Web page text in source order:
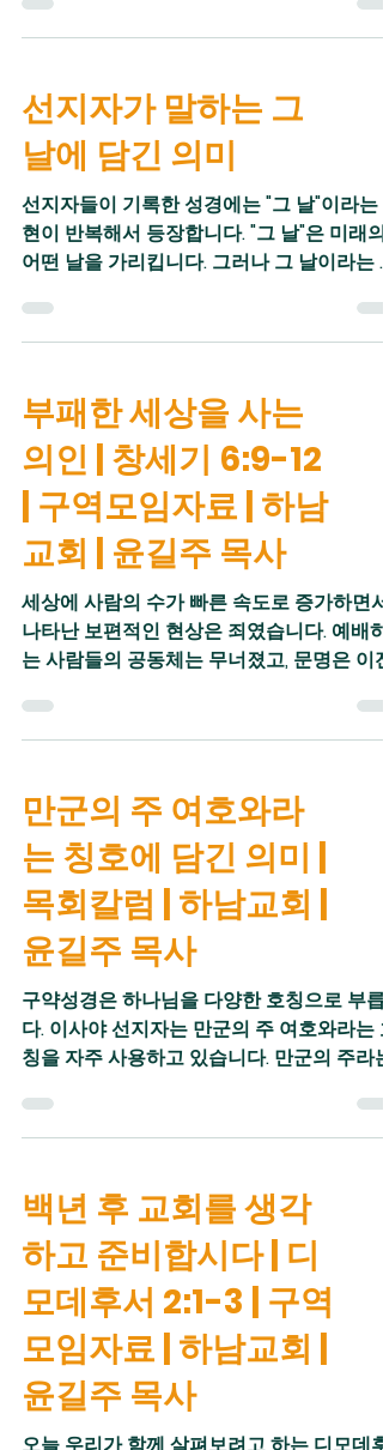
예수님을 믿습니다. 사람이 되기까지 낮아진
예수님을 믿기 때문에 예수께서 우리의 구원
대한 믿음은 전적인 신뢰로 이어집니다. 예수
님을 온전히 신뢰하는 사람은 예수님의 말씀
에 순종할 수 있습니다. 순종은 전적인 신뢰
은혜를 받아 하나님 앞에 의롭고 완전한 사람
이었습니다. 노아의 의로움과 완전함은 하나
님과 동행하는 삶을 통해 확인되었습니다. 하
나님과 동행하는 노아는 하나님을 전적으로
께서 슬퍼하실 때 노아도 함께 슬퍼했습니다.
하나님을 신뢰하는 노아의 삶은 하나님과 깊
이 연
선지자가 말하는 그
날에 담긴 의미
선지자들이 기록한 성경에는 "그 날"이라는
현이 반복해서 등장합니다. "그 날"은 미래의
어떤 날을 가리킵니다. 그러나 그 날이라는
의 역사가 담겨 있습니다. 선지자들이 기록한
성경 속에 등장하는 그 날 이라는 말의 의미
뜻을 더 깊이 알 수 있습니다. 그 날은 인간의
모든 교만이 무너지는 심판의 날입니다. 고대
근동의 강대국들은 자신들의 무력과 지혜를
의지했습니다. 강력한 군대를 앞세워 제국을
건설한 자들은 하늘까지 높아졌습니다. 제국
의 건설자들은 신적인 존재로 추앙받았습니
다. 그 날은 높아진 인간의 교만이 철저히 낮
지는 날로서 하나님이 행하시는 심판의 날입
니다. 그 날은 하나님을 대적해 높아진 모든
은 낮아지고 오직 하나님의 주권과 영광이 세
상에 드러나게 됩니다. 심판하시는 하나님은
부패한 세상을 사는
의인 | 창세기 6:9-12
| 구역모임자료 | 하남
교회 | 윤길주 목사
세상에 사람의 수가 빠른 속도로 증가하면서
나타난 보편적인 현상은 죄였습니다. 예배하
는 사람들의 공동체는 무너졌고, 문명은 이전
루어낸 눈부신 발전은 인류를 의의 길로 인도
하지 못했습니다. 인류는 이전보다 더 자기중
존재가 되었습니다. 모든 사람이 함께 먹고
수 있을 만큼 풍족했지만 굶주리는 사람은 더
많아졌습니다. 이익을 독점하려는 야심가들
등장했기 때문입니다. 세상의 상태를 11절이
설명하고 있습니다. "그 때에 온 땅이 하나님
앞에 부패하여 포악함이 땅에 가득한지라" 부
패하다는 말은 변질되다는 의미를 가지고 있
습니다. 본 모습을 잃어버릴 때 부패했다고
합니다. 우리의 이성과 감정의 의지는 부패했
습니다. 하나님께서 주신 아름다운 형상이 훼
손되었습니다. 바르게 생각하고, 온전하게 느
만군의 주 여호와라
는 칭호에 담긴 의미 |
목회칼럼 | 하남교회 |
윤길주 목사
구약성경은 하나님을 다양한 호칭으로 부릅
다. 이사야 선지자는 만군의 주 여호와라는
칭을 자주 사용하고 있습니다. 만군의 주라는
니다. 사무엘상 1장 3절에 "만군의 여호와"라
표현이 등장합니다. 이후 주전 800-600년
와"라는 호칭이 자주 발견됩니다. 두 시대에
비슷한 점이 있습니다. 사무엘의 시대는 블레
셋의 위협을 비롯한 주변 나라들의 침략과 지
배가 반복되었고, 주전 800년 이후 선지자들
의 시대에도 앗수르와 바벨론의 침략이 있었
습니다. "만군"이라는 말은 모든 나라와 민족
과 열방의 군대 전체를 아우르는 표현입니다.
지상에 있는 모든 나라의 군대 뿐 아니라 천
에 있는 천군과 천사들을 포함하는 말이 "만
백년 후 교회를 생각
하고 준비합시다 | 디
모데후서 2:1-3 | 구역
모임자료 | 하남교회 |
윤길주 목사